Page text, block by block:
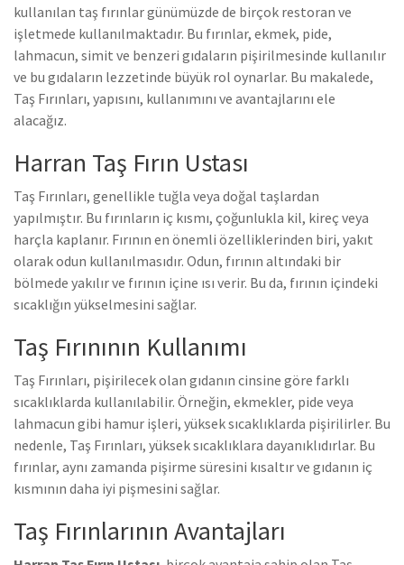
kullanılan taş fırınlar günümüzde de birçok restoran ve
işletmede kullanılmaktadır. Bu fırınlar, ekmek, pide,
lahmacun, simit ve benzeri gıdaların pişirilmesinde kullanılır
ve bu gıdaların lezzetinde büyük rol oynarlar. Bu makalede,
Taş Fırınları, yapısını, kullanımını ve avantajlarını ele
alacağız.
Harran Taş Fırın Ustası
Taş Fırınları, genellikle tuğla veya doğal taşlardan
yapılmıştır. Bu fırınların iç kısmı, çoğunlukla kil, kireç veya
harçla kaplanır. Fırının en önemli özelliklerinden biri, yakıt
olarak odun kullanılmasıdır. Odun, fırının altındaki bir
bölmede yakılır ve fırının içine ısı verir. Bu da, fırının içindeki
sıcaklığın yükselmesini sağlar.
Taş Fırınının Kullanımı
Taş Fırınları, pişirilecek olan gıdanın cinsine göre farklı
sıcaklıklarda kullanılabilir. Örneğin, ekmekler, pide veya
lahmacun gibi hamur işleri, yüksek sıcaklıklarda pişirilirler. Bu
nedenle, Taş Fırınları, yüksek sıcaklıklara dayanıklıdırlar. Bu
fırınlar, aynı zamanda pişirme süresini kısaltır ve gıdanın iç
kısmının daha iyi pişmesini sağlar.
Taş Fırınlarının Avantajları